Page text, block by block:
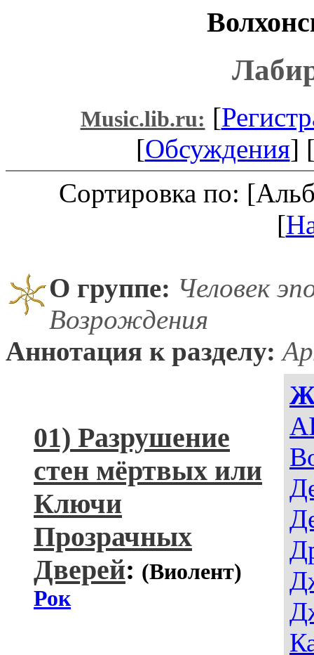
Music.lib.ru: [
[Обсуждения]
Сортировка по:
[
О группе: Человек
Возрождения
Аннотация к разделу:
01) Разрушение
стен мёртвых или
Ключи
Прозрачных
Дверей: (Виолент)
Рок